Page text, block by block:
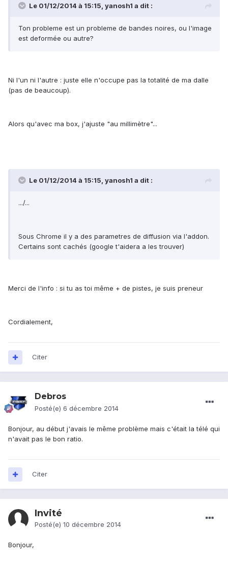
Le 01/12/2014 à 15:15, yanosh1 a dit :
Ton probleme est un probleme de bandes noires, ou l'image
est deformée ou autre?
Ni l'un ni l'autre : juste elle n'occupe pas la totalité de ma dalle
(pas de beaucoup).
Alors qu'avec ma box, j'ajuste "au millimètre"...
Le 01/12/2014 à 15:15, yanosh1 a dit :
.../...
Sous Chrome il y a des parametres de diffusion via l'addon.
Certains sont cachés (google t'aidera a les trouver)
Merci de l'info : si tu as toi même + de pistes, je suis preneur
Cordialement,
Citer
Debros
Posté(e) 6 décembre 2014
Bonjour, au début j'avais le même problème mais c'était la télé qui
n'avait pas le bon ratio.
Citer
Invité
Posté(e) 10 décembre 2014
Bonjour,